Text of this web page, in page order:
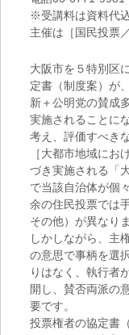
※受講料は資料代
主催は［国民投票
大阪市を５特別区
定書（制度案）が
新＋公明党の賛成
実施されることに
考え、評価すべき
［大都市地域にお
づき実施される「
で当該自治体が個
余の住民投票では
その他）が異なりま
しかしながら、主
の意思で事柄を選
りはなく、執行者
開し、賛否両派の
要です。
投票権者の協定書